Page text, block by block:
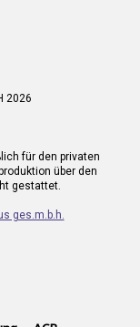
2026
für den privaten
über den
gestattet.
ges.m.b.h.